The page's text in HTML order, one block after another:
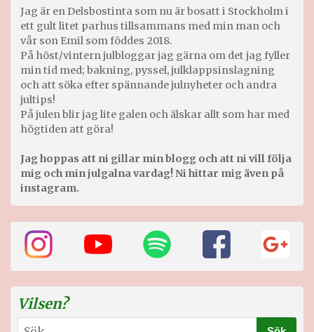
Jag är en Delsbostinta som nu är bosatt i Stockholm i
ett gult litet parhus tillsammans med min man och
vår son Emil som föddes 2018.
På höst/vintern julbloggar jag gärna om det jag fyller
min tid med; bakning, pyssel, julklappsinslagning
och att söka efter spännande julnyheter och andra
jultips!
På julen blir jag lite galen och älskar allt som har med
högtiden att göra!
Jag hoppas att ni gillar min blogg och att ni vill följa
mig och min julgalna vardag! Ni hittar mig även på
instagram.
Vilsen?
Sök